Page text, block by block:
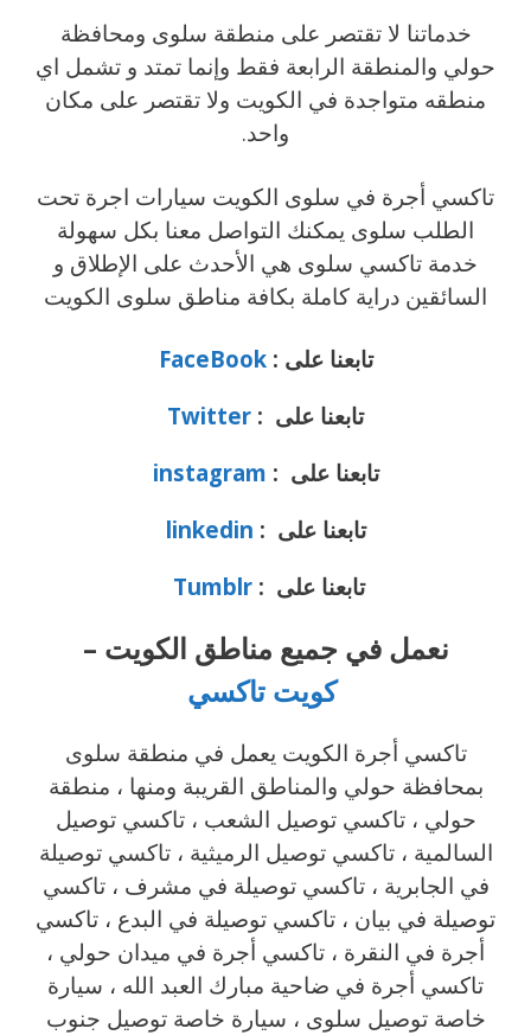
خدماتنا لا تقتصر على منطقة سلوى ومحافظة
حولي والمنطقة الرابعة فقط وإنما تمتد و تشمل اي
منطقه متواجدة في الكويت ولا تقتصر على مكان
واحد.
تاكسي أجرة في سلوى الكويت سيارات اجرة تحت
الطلب سلوى يمكنك التواصل معنا بكل سهولة
خدمة تاكسي سلوى هي الأحدث على الإطلاق و
السائقين دراية كاملة بكافة مناطق سلوى الكويت
تابعنا على :FaceBook
تابعنا على : Twitter
تابعنا على : instagram
تابعنا على : linkedin
تابعنا على :Tumblr
نعمل في جميع مناطق الكويت –
كويت تاكسي
تاكسي أجرة الكويت يعمل في منطقة سلوى
بمحافظة حولي والمناطق القريبة ‎ومنها ، منطقة
حولي ، تاكسي توصيل الشعب ، تاكسي توصيل
السالمية ، تاكسي توصيل الرميثية ، تاكسي توصيلة
في الجابرية ، تاكسي توصيلة في مشرف ، تاكسي
توصيلة في بيان ، تاكسي توصيلة في البدع ، تاكسي
أجرة في النقرة ، تاكسي أجرة في ميدان حولي ،
تاكسي أجرة في ضاحية مبارك العبد الله ، سيارة
خاصة توصيل سلوى ، سيارة خاصة توصيل جنوب